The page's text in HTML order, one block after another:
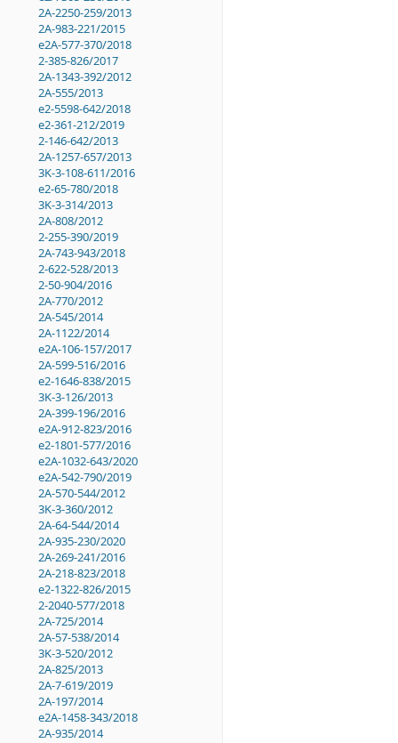
2A-2250-259/2013
2A-983-221/2015
e2A-577-370/2018
2-385-826/2017
2A-1343-392/2012
2A-555/2013
e2-5598-642/2018
e2-361-212/2019
2-146-642/2013
2A-1257-657/2013
3K-3-108-611/2016
e2-65-780/2018
3K-3-314/2013
2A-808/2012
2-255-390/2019
2A-743-943/2018
2-622-528/2013
2-50-904/2016
2A-770/2012
2A-545/2014
2A-1122/2014
e2A-106-157/2017
2A-599-516/2016
e2-1646-838/2015
3K-3-126/2013
2A-399-196/2016
e2A-912-823/2016
e2-1801-577/2016
e2A-1032-643/2020
e2A-542-790/2019
2A-570-544/2012
3K-3-360/2012
2A-64-544/2014
2A-935-230/2020
2A-269-241/2016
2A-218-823/2018
e2-1322-826/2015
2-2040-577/2018
2A-725/2014
2A-57-538/2014
3K-3-520/2012
2A-825/2013
2A-7-619/2019
2A-197/2014
e2A-1458-343/2018
2A-935/2014